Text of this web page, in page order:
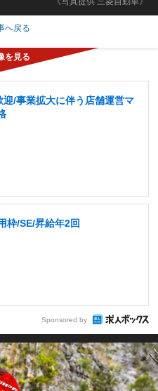
へ戻る
/事業拡大に伴う店舗運営マ
枠/SE/昇給年2回
Sponsored by